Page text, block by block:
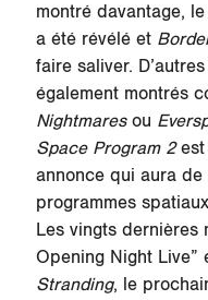
montré davantage,
a été révélé et
faire saliver.
également montrés
Nightmaresou
Space Program 2est
annonce qui aura
programmes
Les vingts dernières
Opening Night Live”
Stranding, le